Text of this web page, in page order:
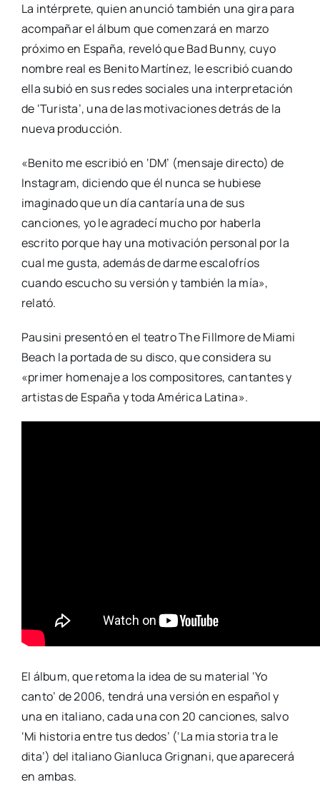
La intérprete, quien anunció también una gira para
acompañar el álbum que comenzará en marzo
próximo en España, reveló que Bad Bunny, cuyo
nombre real es Benito Martínez, le escribió cuando
ella subió en sus redes sociales una interpretación
de ‘Turista’, una de las motivaciones detrás de la
nueva producción.
«Benito me escribió en ‘DM’ (mensaje directo) de
Instagram, diciendo que él nunca se hubiese
imaginado que un día cantaría una de sus
canciones, yo le agradecí mucho por haberla
escrito porque hay una motivación personal por la
cual me gusta, además de darme escalofríos
cuando escucho su versión y también la mía»,
relató.
Pausini presentó en el teatro The Fillmore de Miami
Beach la portada de su disco, que considera su
«primer homenaje a los compositores, cantantes y
artistas de España y toda América Latina».
El álbum, que retoma la idea de su material ‘Yo
canto’ de 2006, tendrá una versión en español y
una en italiano, cada una con 20 canciones, salvo
‘Mi historia entre tus dedos’ (‘La mia storia tra le
dita’) del italiano Gianluca Grignani, que aparecerá
en ambas.